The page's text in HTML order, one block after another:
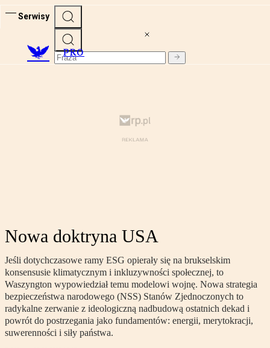
Serwisy
PRO
Nowa doktryna USA
Jeśli dotychczasowe ramy ESG opierały się na brukselskim
konsensusie klimatycznym i inkluzywności społecznej, to
Waszyngton wypowiedział temu modelowi wojnę. Nowa strategia
bezpieczeństwa narodowego (NSS) Stanów Zjednoczonych to
radykalne zerwanie z ideologiczną nadbudową ostatnich dekad i
powrót do postrzegania jako fundamentów: energii, merytokracji,
suwerenności i siły państwa.